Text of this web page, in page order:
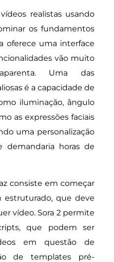
realistas usando
os fundamentos
oferece uma interface
vão muito
Uma das
é a capacidade de
iluminação, ângulo
as expressões faciais
uma personalização
demandaria horas de
consiste em começar
que deve
vídeo. Sora 2 permite
que podem ser
em questão de
de templates pré-